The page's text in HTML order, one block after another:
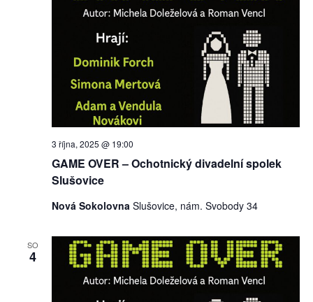
GAME OVER – Ochotnický divadelní spolek
Slušovice
3 října, 2025 @ 19:00
Nová Sokolovna Slušovice, nám. Svobody 34
SO
4